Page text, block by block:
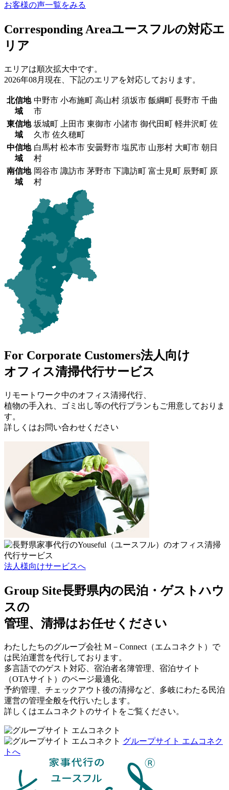
お客様の声一覧をみる
Corresponding Areaユースフルの対応エ
リア
エリアは順次拡大中です。
2026年08月現在、下記のエリアを対応しております。
北信地
域
中野市 小布施町 高山村 須坂市 飯綱町 長野市 千曲
市
東信地
域
坂城町 上田市 東御市 小諸市 御代田町 軽井沢町 佐
久市 佐久穂町
中信地
域
白馬村 松本市 安曇野市 塩尻市 山形村 大町市 朝日
村
南信地
域
岡谷市 諏訪市 茅野市 下諏訪町 富士見町 辰野町 原
村
For Corporate Customers法人向け
オフィス清掃代行サービス
リモートワーク中のオフィス清掃代行、
植物の手入れ、ゴミ出し等の代行プランもご用意しておりま
す。
詳しくはお問い合わせください
法人様向けサービスへ
Group Site長野県内の民泊・ゲストハウ
スの
管理、清掃はお任せください
わたしたちのグループ会社 M－Connect（エムコネクト）で
は民泊運営を代行しております。
多言語でのゲスト対応、宿泊者名簿管理、宿泊サイト
（OTAサイト）のページ最適化、
予約管理、チェックアウト後の清掃など、多岐にわたる民泊
運営の管理全般を代行いたします。
詳しくはエムコネクトのサイトをご覧ください。
グループサイト エムコネク
トへ